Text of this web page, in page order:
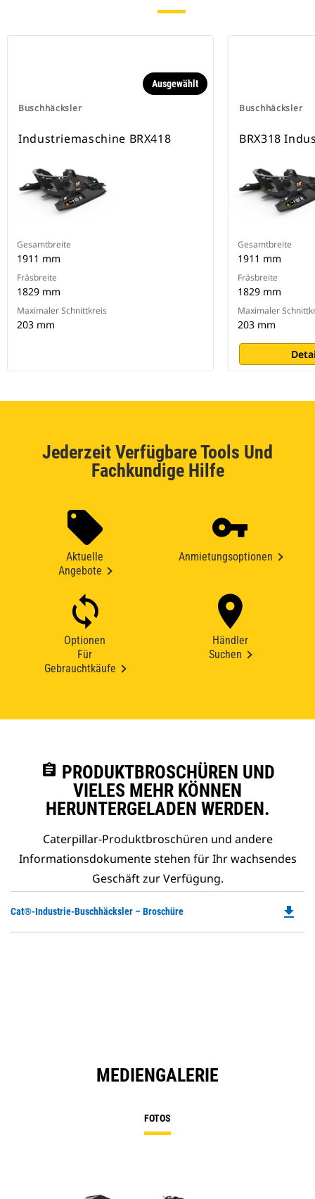
Buschhäcksler
Ausgewählt
Industriemaschine BRX418
Gesamtbreite
1911 mm
Fräsbreite
1829 mm
Maximaler Schnittkreis
203 mm
Buschhäcksler
BRX318
Gesamtbreite
1911 mm
Fräsbreite
1829 mm
Maximaler
203 mm
Jederzeit Verfügbare Tools Und
Fachkundige Hilfe
Aktuelle
Angebote
Anmietungsoptionen
Optionen
Für
Gebrauchtkäufe
Händler
Suchen
assignment PRODUKTBROSCHÜREN UND
VIELES MEHR KÖNNEN
HERUNTERGELADEN WERDEN.
Caterpillar-Produktbroschüren und andere
Informationsdokumente stehen für Ihr wachsendes
Geschäft zur Verfügung.
Cat®-Industrie-Buschhäcksler – Broschüre file_download
MEDIENGALERIE
FOTOS